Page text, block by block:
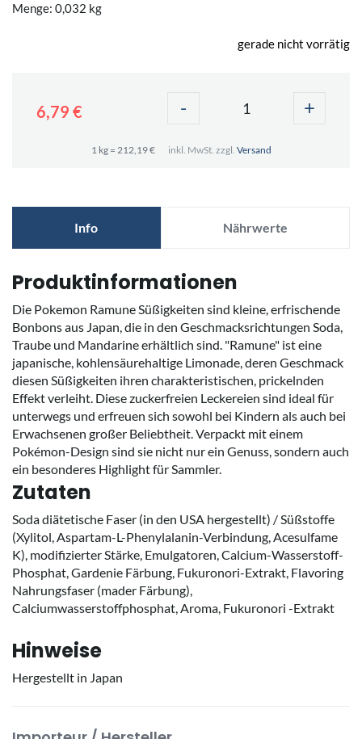
Menge: 0,032 kg
gerade nicht vorrätig
6,79 € - +
1 kg = 212,19 € inkl. MwSt. zzgl. Versand
Info Nährwerte
Produktinformationen
Die Pokemon Ramune Süßigkeiten sind kleine, erfrischende
Bonbons aus Japan, die in den Geschmacksrichtungen Soda,
Traube und Mandarine erhältlich sind. "Ramune" ist eine
japanische, kohlensäurehaltige Limonade, deren Geschmack
diesen Süßigkeiten ihren charakteristischen, prickelnden
Effekt verleiht. Diese zuckerfreien Leckereien sind ideal für
unterwegs und erfreuen sich sowohl bei Kindern als auch bei
Erwachsenen großer Beliebtheit. Verpackt mit einem
Pokémon-Design sind sie nicht nur ein Genuss, sondern auch
ein besonderes Highlight für Sammler.
Zutaten
Soda diätetische Faser (in den USA hergestellt) / Süßstoffe
(Xylitol, Aspartam-L-Phenylalanin-Verbindung, Acesulfame
K), modifizierter Stärke, Emulgatoren, Calcium-Wasserstoff-
Phosphat, Gardenie Färbung, Fukuronori-Extrakt, Flavoring
Nahrungsfaser (mader Färbung),
Calciumwasserstoffphosphat, Aroma, Fukuronori -Extrakt
Hinweise
Hergestellt in Japan